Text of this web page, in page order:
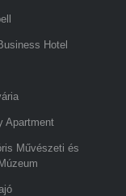
Hotel
Apartment
Művészeti és